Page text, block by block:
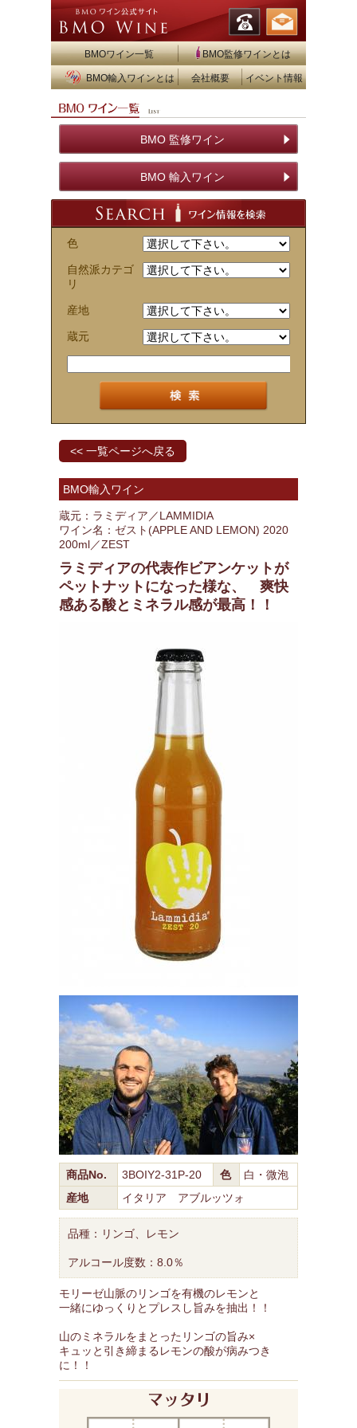
BMOワイン一覧 BMO監修ワインとは
BMO輸入ワインとは 会社概要 イベント情報
BMO 監修ワイン
BMO 輸入ワイン
色
自然派カテゴ
リ
産地
蔵元
<< 一覧ページへ戻る
BMO輸入ワイン
蔵元：ラミディア／LAMMIDIA
ワイン名：ゼスト(APPLE AND LEMON) 2020
200ml／ZEST
ラミディアの代表作ビアンケットが
ペットナットになった様な、 爽快
感ある酸とミネラル感が最高！！
商品No. 3BOIY2-31P-20 色
白・微泡
産地
イタリア アブルッツォ
品種：リンゴ、レモン
アルコール度数：8.0％
モリーゼ山脈のリンゴを有機のレモンと
一緒にゆっくりとプレスし旨みを抽出！！
山のミネラルをまとったリンゴの旨み×
キュッと引き締まるレモンの酸が病みつき
に！！